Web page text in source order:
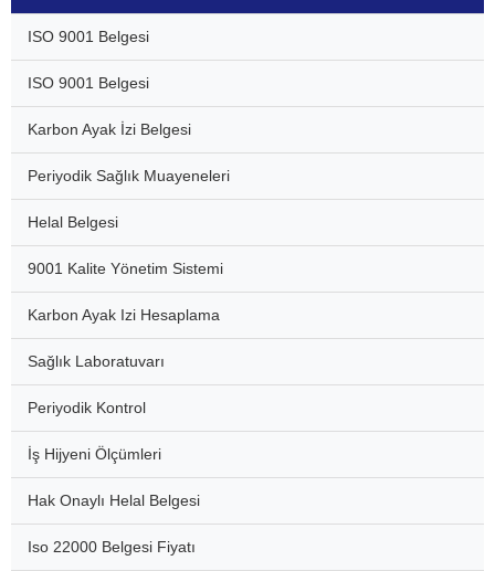
ISO 9001 Belgesi
ISO 9001 Belgesi
Karbon Ayak İzi Belgesi
Periyodik Sağlık Muayeneleri
Helal Belgesi
9001 Kalite Yönetim Sistemi
Karbon Ayak Izi Hesaplama
Sağlık Laboratuvarı
Periyodik Kontrol
İş Hijyeni Ölçümleri
Hak Onaylı Helal Belgesi
Iso 22000 Belgesi Fiyatı